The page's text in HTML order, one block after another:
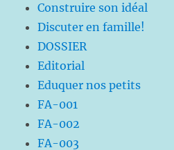
Construire son idéal
Discuter en famille!
DOSSIER
Editorial
Eduquer nos petits
FA-001
FA-002
FA-003